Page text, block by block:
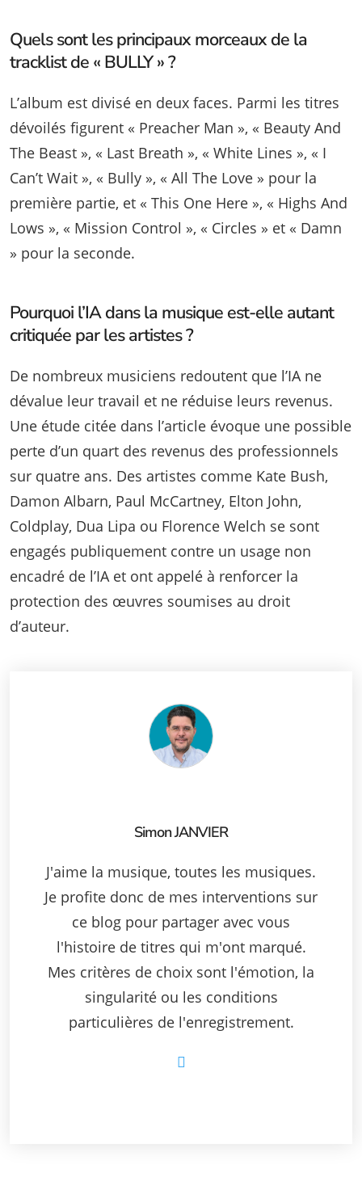
Quels sont les principaux morceaux de la
tracklist de « BULLY » ?
L’album est divisé en deux faces. Parmi les titres
dévoilés figurent « Preacher Man », « Beauty And
The Beast », « Last Breath », « White Lines », « I
Can’t Wait », « Bully », « All The Love » pour la
première partie, et « This One Here », « Highs And
Lows », « Mission Control », « Circles » et « Damn
» pour la seconde.
Pourquoi l’IA dans la musique est-elle autant
critiquée par les artistes ?
De nombreux musiciens redoutent que l’IA ne
dévalue leur travail et ne réduise leurs revenus.
Une étude citée dans l’article évoque une possible
perte d’un quart des revenus des professionnels
sur quatre ans. Des artistes comme Kate Bush,
Damon Albarn, Paul McCartney, Elton John,
Coldplay, Dua Lipa ou Florence Welch se sont
engagés publiquement contre un usage non
encadré de l’IA et ont appelé à renforcer la
protection des œuvres soumises au droit
d’auteur.
Simon JANVIER
J'aime la musique, toutes les musiques.
Je profite donc de mes interventions sur
ce blog pour partager avec vous
l'histoire de titres qui m'ont marqué.
Mes critères de choix sont l'émotion, la
singularité ou les conditions
particulières de l'enregistrement.